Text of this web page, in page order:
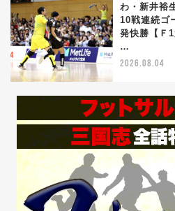
わ・新井裕
10戦連続ゴ
発快勝【Ｆ
…
2026.08.04